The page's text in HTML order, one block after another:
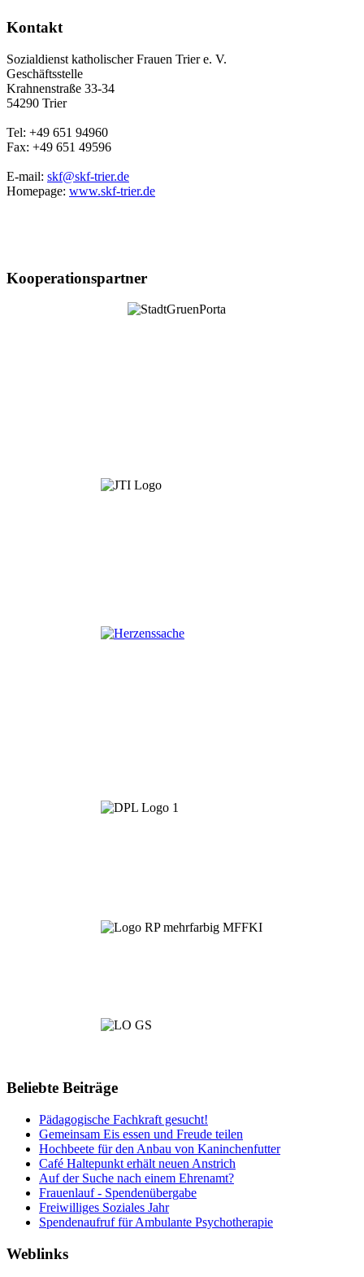
Kontakt
Sozialdienst katholischer Frauen Trier e. V.
Geschäftsstelle
Krahnenstraße 33-34
54290 Trier
Tel: +49 651 94960
Fax: +49 651 49596
E-mail: skf@skf-trier.de
Homepage: www.skf-trier.de
Kooperationspartner
Beliebte Beiträge
Pädagogische Fachkraft gesucht!
Gemeinsam Eis essen und Freude teilen
Hochbeete für den Anbau von Kaninchenfutter
Café Haltepunkt erhält neuen Anstrich
Auf der Suche nach einem Ehrenamt?
Frauenlauf - Spendenübergabe
Freiwilliges Soziales Jahr
Spendenaufruf für Ambulante Psychotherapie
Weblinks